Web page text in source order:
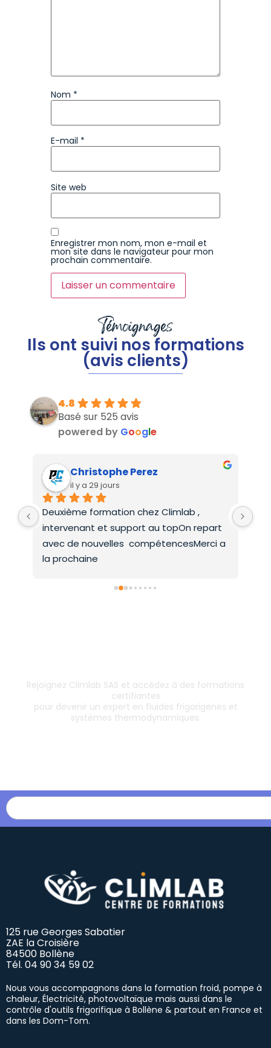
Nom *
E-mail *
Site web
Enregistrer mon nom, mon e-mail et
mon site dans le navigateur pour mon
prochain commentaire.
Témoignages
Ils ont suivi nos formations
(avis clients)
4.8
Basé sur 525 avis
powered by Google
Christophe Perez
il y a 29 jours
Deuxième formation chez Climlab ,
intervenant et support au topOn repart
avec de nouvelles  compétencesMerci a
la prochaine
Rejoignez Climlab SAS et accédez à des formations
certifiantes
pour devenir un expert en fluides frigorigènes et
systèmes thermodynamiques.
125 rue Georges Sabatier
ZAE la Croisière
84500 Bollène
Tél. 04 90 34 59 02
Nous vous accompagnons dans la formation froid, pompe à
chaleur, Électricité, photovoltaïque mais aussi dans le
contrôle d'outils frigorifique à Bollène & partout en France et
dans les Dom-Tom.